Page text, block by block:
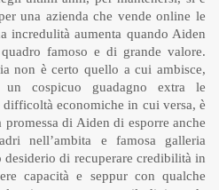
una azienda che vende online le
incredulità aumenta quando Aiden
famoso e di grande valore.
non è certo quello a cui ambisce,
cospicuo guadagno extra le
economiche in cui versa, è
di Aiden di esporre anche
nell’ambita e famosa galleria
di recuperare credibilità in
capacità e seppur con qualche